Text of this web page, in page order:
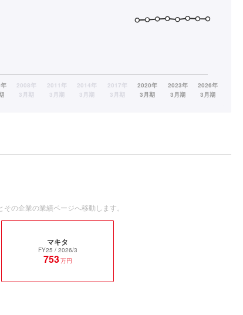
の企業の業績ページへ移動します。
マキタ
FY25 / 2026/3
753万円